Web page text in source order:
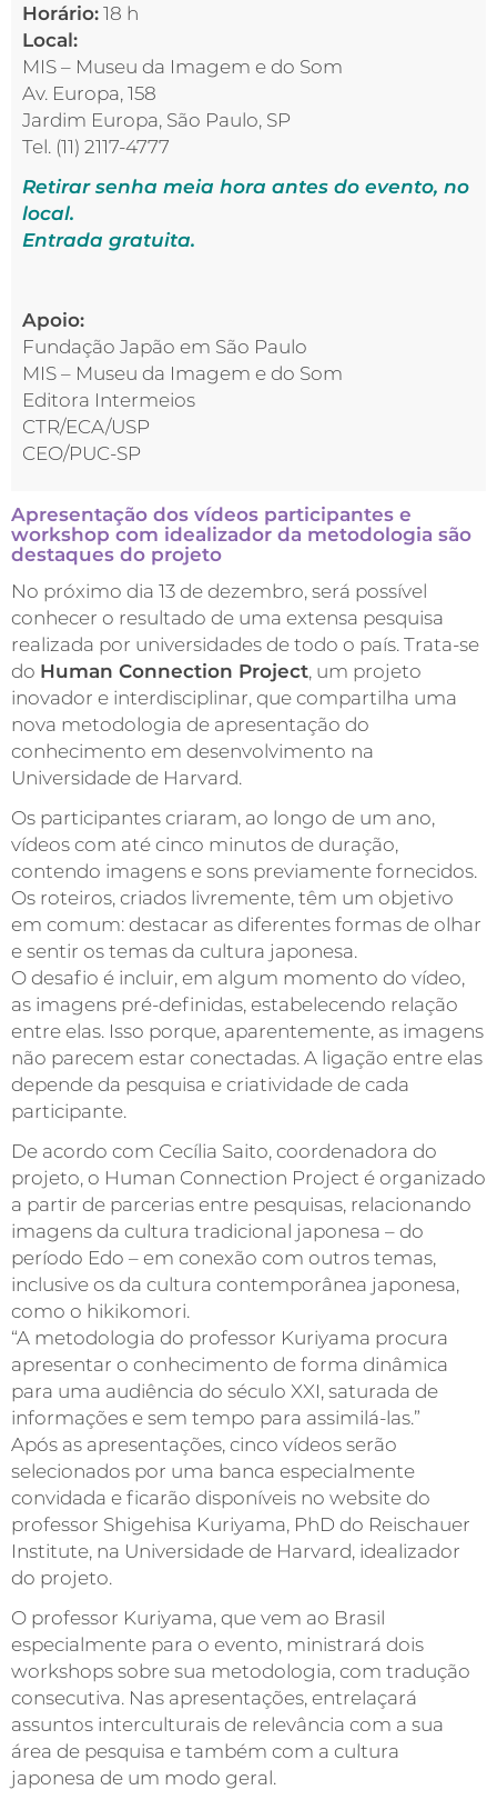
Horário: 18 h
Local:
MIS – Museu da Imagem e do Som
Av. Europa, 158
Jardim Europa, São Paulo, SP
Tel. (11) 2117-4777
Retirar senha meia hora antes do evento, no
local.
Entrada gratuita.
Apoio:
Fundação Japão em São Paulo
MIS – Museu da Imagem e do Som
Editora Intermeios
CTR/ECA/USP
CEO/PUC-SP
Apresentação dos vídeos participantes e
workshop com idealizador da metodologia são
destaques do projeto
No próximo dia 13 de dezembro, será possível
conhecer o resultado de uma extensa pesquisa
realizada por universidades de todo o país. Trata-se
do Human Connection Project, um projeto
inovador e interdisciplinar, que compartilha uma
nova metodologia de apresentação do
conhecimento em desenvolvimento na
Universidade de Harvard.
Os participantes criaram, ao longo de um ano,
vídeos com até cinco minutos de duração,
contendo imagens e sons previamente fornecidos.
Os roteiros, criados livremente, têm um objetivo
em comum: destacar as diferentes formas de olhar
e sentir os temas da cultura japonesa.
O desafio é incluir, em algum momento do vídeo,
as imagens pré-definidas, estabelecendo relação
entre elas. Isso porque, aparentemente, as imagens
não parecem estar conectadas. A ligação entre elas
depende da pesquisa e criatividade de cada
participante.
De acordo com Cecília Saito, coordenadora do
projeto, o Human Connection Project é organizado
a partir de parcerias entre pesquisas, relacionando
imagens da cultura tradicional japonesa – do
período Edo – em conexão com outros temas,
inclusive os da cultura contemporânea japonesa,
como o hikikomori.
“A metodologia do professor Kuriyama procura
apresentar o conhecimento de forma dinâmica
para uma audiência do século XXI, saturada de
informações e sem tempo para assimilá-las.”
Após as apresentações, cinco vídeos serão
selecionados por uma banca especialmente
convidada e ficarão disponíveis no website do
professor Shigehisa Kuriyama, PhD do Reischauer
Institute, na Universidade de Harvard, idealizador
do projeto.
O professor Kuriyama, que vem ao Brasil
especialmente para o evento, ministrará dois
workshops sobre sua metodologia, com tradução
consecutiva. Nas apresentações, entrelaçará
assuntos interculturais de relevância com a sua
área de pesquisa e também com a cultura
japonesa de um modo geral.